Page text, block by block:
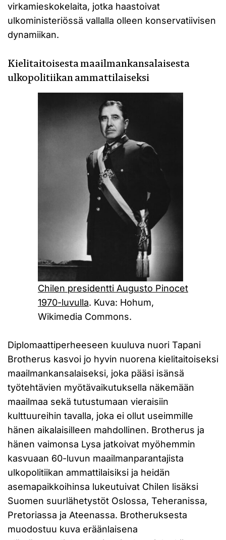
virkamieskokelaita, jotka haastoivat
ulkoministeriössä vallalla olleen konservatiivisen
dynamiikan.
Kielitaitoisesta maailmankansalaisesta
ulkopolitiikan ammattilaiseksi
Chilen presidentti Augusto Pinocet
1970-luvulla. Kuva: Hohum,
Wikimedia Commons.
Diplomaattiperheeseen kuuluva nuori Tapani
Brotherus kasvoi jo hyvin nuorena kielitaitoiseksi
maailmankansalaiseksi, joka pääsi isänsä
työtehtävien myötävaikutuksella näkemään
maailmaa sekä tutustumaan vieraisiin
kulttuureihin tavalla, joka ei ollut useimmille
hänen aikalaisilleen mahdollinen. Brotherus ja
hänen vaimonsa Lysa jatkoivat myöhemmin
kasvuaan 60-luvun maailmanparantajista
ulkopolitiikan ammattilaisiksi ja heidän
asemapaikkoihinsa lukeutuivat Chilen lisäksi
Suomen suurlähetystöt Oslossa, Teheranissa,
Pretoriassa ja Ateenassa. Brotheruksesta
muodostuu kuva eräänlaisena